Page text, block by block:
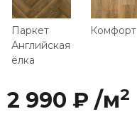
Паркет
Английская
ёлка
Комфорт
2 990 ₽ /м2